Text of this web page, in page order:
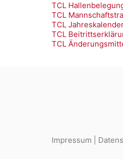
TCL
TCL
TCL
TCL
TCL
Impressum